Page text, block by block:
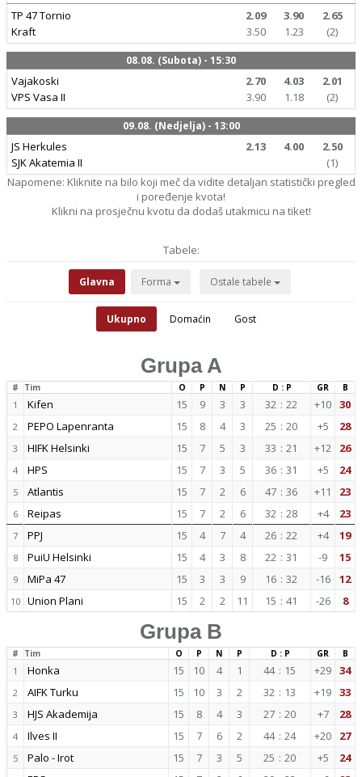
TP 47 Tornio
Kraft
2.09 3.90
2.65
3.50
1.23 (2)
08.08. (Subota) - 15:30
Vajakoski
VPS Vasa II
2.70 4.03
2.01
3.90
1.18 (2)
09.08. (Nedjelja) - 13:00
JS Herkules
SJK Akatemia II
2.13 4.00
2.50
(1)
Napomene: Kliknite na bilo koji meč da vidite detaljan statistički pregled
i poređenje kvota!
Klikni na prosječnu kvotu da dodaš utakmicu na tiket!
Tabele:
Glavna Forma Ostale tabele
Ukupno Domaćin Gost
Grupa A
# Tim O P N P D : P GR B
1 Kifen 15 9 3 3 32 : 22 +10 30
2 PEPO Lapenranta 15 8 4 3 25 : 20 +5 28
3 HIFK Helsinki 15 7 5 3 33 : 21 +12 26
4 HPS 15 7 3 5 36 : 31 +5 24
5 Atlantis 15 7 2 6 47 : 36 +11 23
6 Reipas 15 7 2 6 32 : 28 +4 23
7 PPJ 15 4 7 4 26 : 22 +4 19
8 PuiU Helsinki 15 4 3 8 22 : 31 -9 15
9 MiPa 47 15 3 3 9 16 : 32 -16 12
10 Union Plani 15 2 2 11 15 : 41 -26 8
Grupa B
# Tim O P N P D : P GR B
1 Honka 15 10 4 1 44 : 15 +29 34
2 AIFK Turku 15 10 3 2 32 : 13 +19 33
3 HJS Akademija 15 8 4 3 27 : 20 +7 28
4 Ilves II 15 7 6 2 44 : 24 +20 27
5 Palo - Irot 15 7 3 5 25 : 20 +5 24